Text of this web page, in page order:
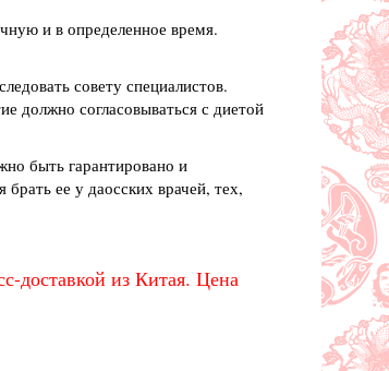
и в определенное время.
совету специалистов.
должно согласовываться с диетой
быть гарантировано и
ее у даосских врачей, тех,
доставкой из Китая. Цена